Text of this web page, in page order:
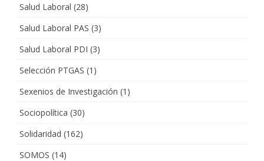
Salud Laboral (28)
Salud Laboral PAS (3)
Salud Laboral PDI (3)
Selección PTGAS (1)
Sexenios de Investigación (1)
Sociopolítica (30)
Solidaridad (162)
SOMOS (14)